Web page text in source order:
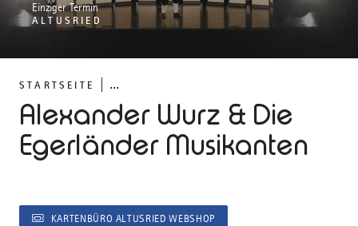
STARTSEITE ...
Alexander Wurz & Die
Egerländer Musikanten
Einziger Termin
ALTUSRIED
KARTENBÜRO ALTUSRIED WEBSHOP